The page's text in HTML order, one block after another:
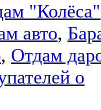
"Колёса"
авто,
, Отдам
о